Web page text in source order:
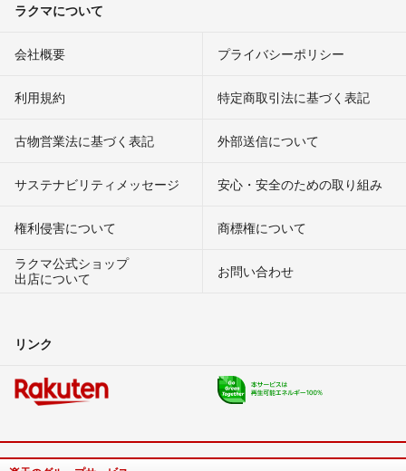
ラクマについて
会社概要 プライバシーポリシー
利用規約 特定商取引法に基づく表記
古物営業法に基づく表記 外部送信について
サステナビリティメッセージ 安心・安全のための取り組み
権利侵害について
商標権について
ラクマ公式ショップ
出店について
お問い合わせ
リンク